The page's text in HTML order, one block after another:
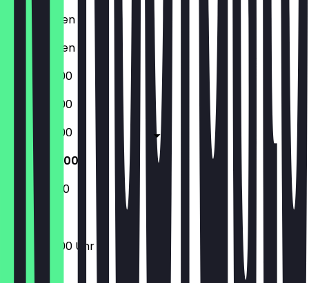
Geschlossen
Geschlossen
09:00 - 16:00
09:00 - 16:00
09:00 - 16:00
09:00 - 16:00
10:00 - 16:00
09:00 - 16:00 Uhr